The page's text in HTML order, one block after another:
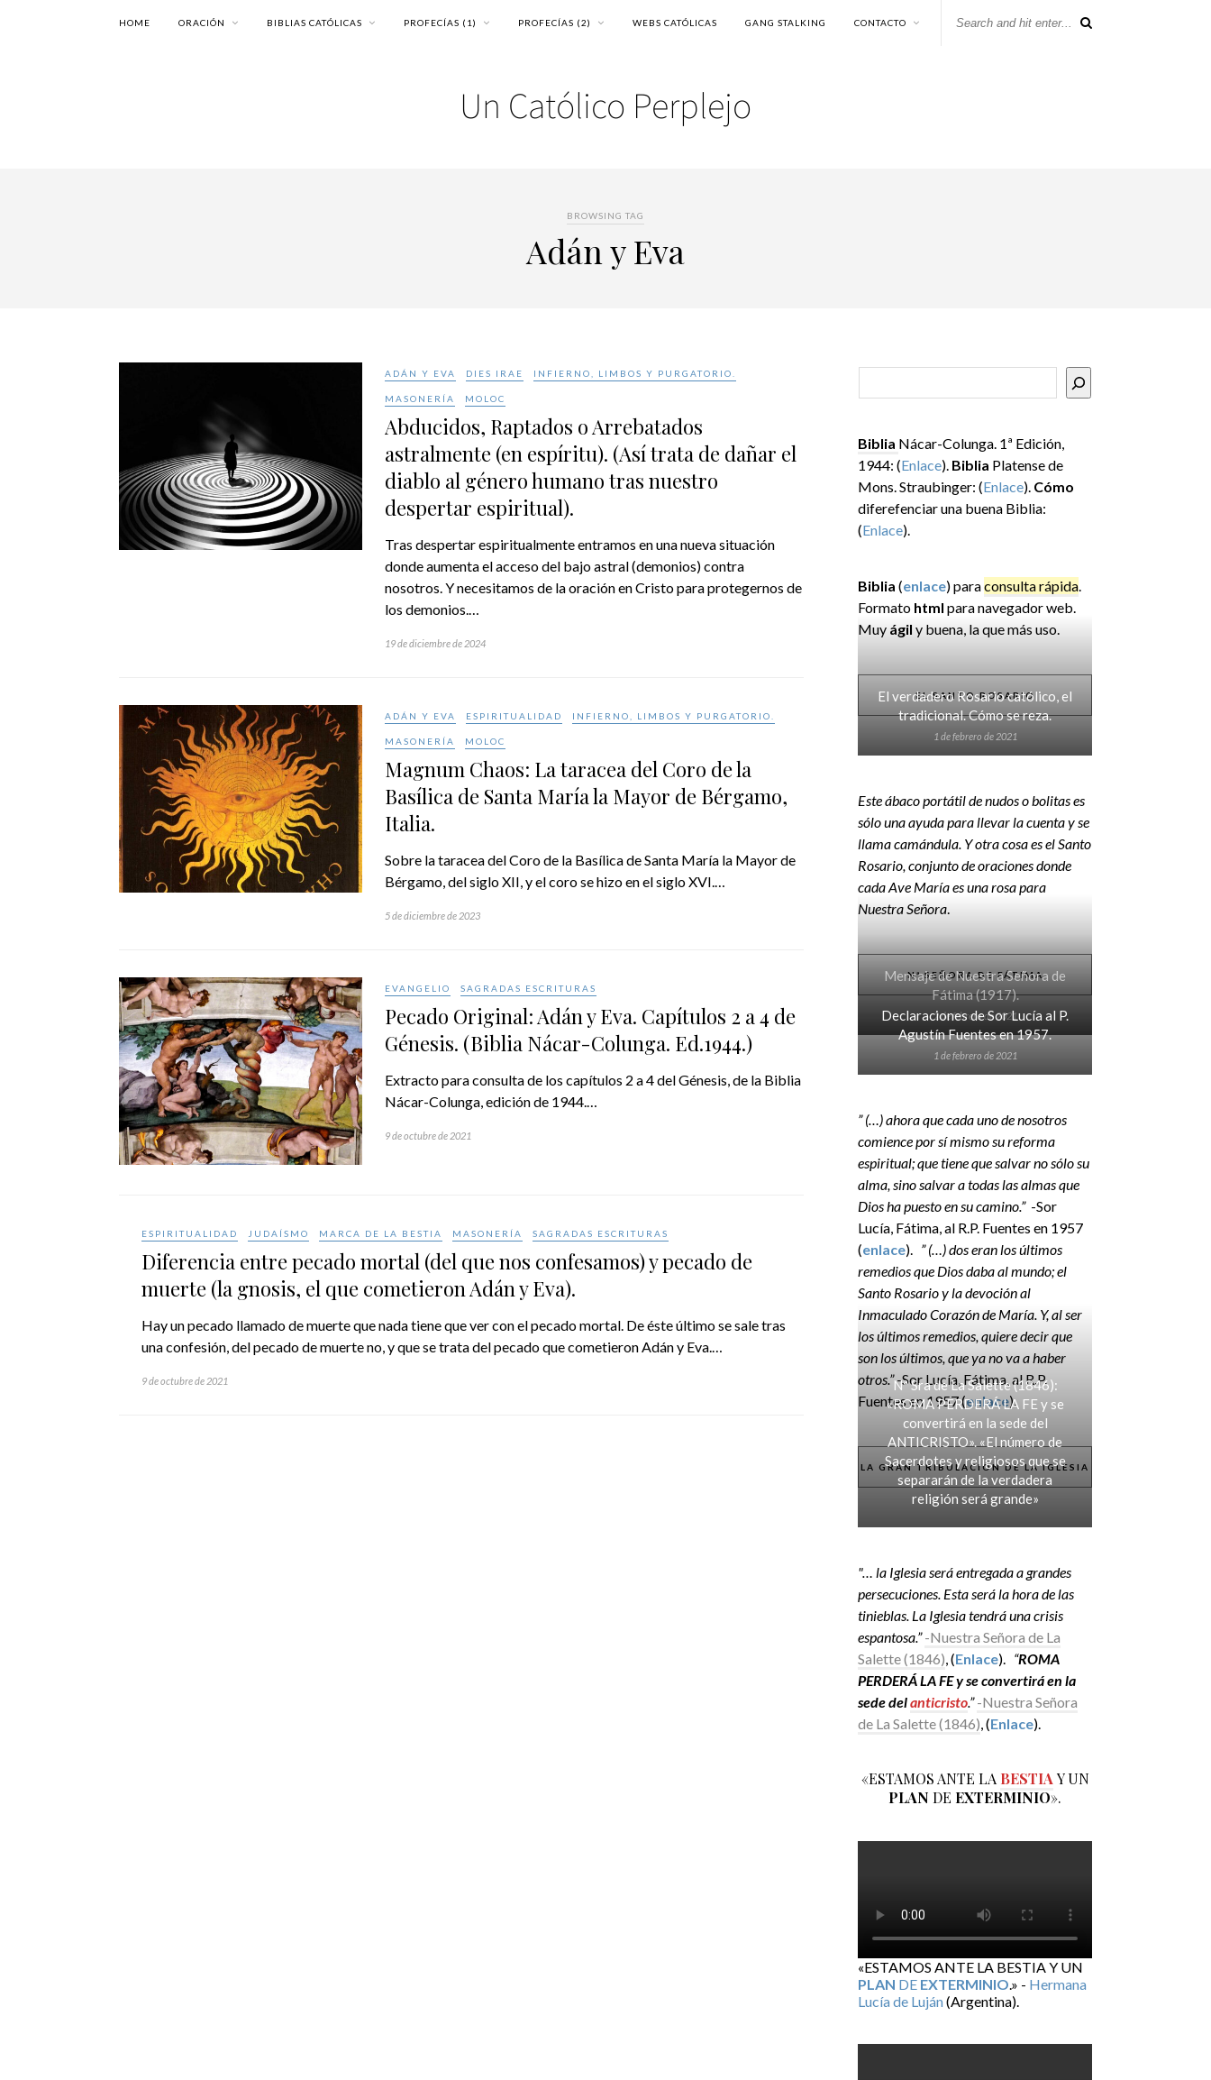
HOME ORACIÓN BIBLIAS CATÓLICAS PROFECÍAS (1) PROFECÍAS (2) WEBS CATÓLICAS GANG STALKING CONTACTO
BROWSING TAG
Adán y Eva
ADÁN Y EVA DIES IRAE INFIERNO, LIMBOS Y PURGATORIO.
MASONERÍA MOLOC
Abducidos, Raptados o Arrebatados
astralmente (en espíritu).​ (Así trata de dañar el
diablo al género humano tras nuestro
despertar espiritual).
Tras despertar espiritualmente entramos en una nueva situación
donde aumenta el acceso del bajo astral (demonios) contra
nosotros. Y necesitamos de la oración en Cristo para protegernos de
los demonios.…
19 de diciembre de 2024
ADÁN Y EVA ESPIRITUALIDAD INFIERNO, LIMBOS Y PURGATORIO.
MASONERÍA MOLOC
Magnum Chaos: La taracea del Coro de la
Basílica de Santa María la Mayor de Bérgamo,
Italia.
Sobre la taracea del Coro de la Basílica de Santa María la Mayor de
Bérgamo, del siglo XII, y el coro se hizo en el siglo XVI.…
5 de diciembre de 2023
EVANGELIO SAGRADAS ESCRITURAS
Pecado Original: Adán y Eva. Capítulos 2 a 4 de
Génesis. (Biblia Nácar-Colunga. Ed.1944.)
Extracto para consulta de los capítulos 2 a 4 del Génesis, de la Biblia
Nácar-Colunga, edición de 1944.…
9 de octubre de 2021
ESPIRITUALIDAD JUDAÍSMO MARCA DE LA BESTIA MASONERÍA SAGRADAS ESCRITURAS
Diferencia entre pecado mortal (del que nos confesamos) y pecado de
muerte (la gnosis, el que cometieron Adán y Eva).
Hay un pecado llamado de muerte que nada tiene que ver con el pecado mortal. De éste último se sale tras
una confesión, del pecado de muerte no, y que se trata del pecado que cometieron Adán y Eva.…
9 de octubre de 2021
Biblia Nácar-Colunga. 1ª Edición,
1944: (Enlace). Biblia Platense de
Mons. Straubinger: (Enlace). Cómo
diferefenciar una buena Biblia:
(Enlace).
Biblia (enlace) paraconsulta rápida.
Formato html para navegador web.
Muy ágily buena, la que más uso.
EL SANTO ROSARIO
El verdadero Rosario católico, el
tradicional. Cómo se reza.
1 de febrero de 2021
Este ábaco portátil de nudos o bolitas es
sólo una ayuda para llevar la cuenta y se
llama camándula. Y otra cosa es el Santo
Rosario, conjunto de oraciones donde
cada Ave María es una rosa para
Nuestra Señora.
Nª SEÑORA DE FÁTIMA
Mensaje de Nuestra Señora de
Fátima (1917).
2 de febrero de 2021
Declaraciones de Sor Lucía al P.
Agustín Fuentes en 1957.
1 de febrero de 2021
” (…) ahora que cada uno de nosotros
comience por sí mismo su reforma
espiritual; que tiene que salvar no sólo su
alma, sino salvar a todas las almas que
Dios ha puesto en su camino.” -Sor
Lucía, Fátima, al R.P. Fuentes en 1957
(enlace). ” (…) dos eran los últimos
remedios que Dios daba al mundo; el
Santo Rosario y la devoción al
Inmaculado Corazón de María. Y, al ser
los últimos remedios, quiere decir que
son los últimos, que ya no va a haber
otros.”-Sor Lucía, Fátima, al R.P.
Fuentes en 1957 (enlace).
LA GRAN TRIBULACIÓN DE LA IGLESIA
Nª Sra de La Salette (1846):
«ROMA PERDERÁ LA FE y se
convertirá en la sede del
ANTICRISTO». «El número de
Sacerdotes y religiosos que se
separarán de la verdadera
religión será grande»
"… la Iglesia será entregada a grandes
persecuciones. Esta será la hora de las
tinieblas. La Iglesia tendrá una crisis
espantosa.” -Nuestra Señora de La
Salette (1846), (Enlace). “ROMA
PERDERÁ LA FE y se convertirá en la
sede delanticristo.” -Nuestra Señora
de La Salette (1846), (Enlace).
«ESTAMOS ANTE LA BESTIA Y UN
PLAN DE EXTERMINIO».
«ESTAMOS ANTE LA BESTIA Y UN
PLAN DE EXTERMINIO.» - Hermana
Lucía de Luján(Argentina).